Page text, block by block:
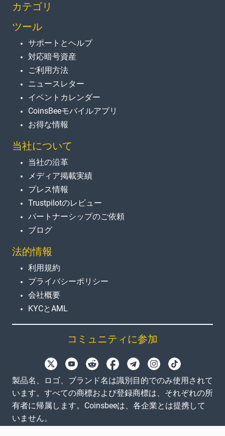
カテゴリ
ツール
サポートとヘルプ
対応暗号資産
ご利用方法
ニュースレター
イベントカレンダー
CoinsBeeモバイルアプリ
お得な情報
当社について
当社の沿革
メディア掲載実績
プレス情報
Trustpilotのレビュー
パートナーシップのご依頼
ブログ
法的情報
利用規約
プライバシーポリシー
会社概要
KYCとAML
コミュニティに参加
製品名、ロゴ、ブランド名は識別目的でのみ使用されて
います。すべての商標および登録商標は、それぞれの所
有者に帰属します。Coinsbeeは、各企業とは提携して
いません。